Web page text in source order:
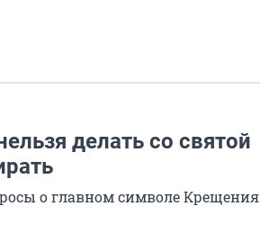
делать со святой
о главном символе Крещения